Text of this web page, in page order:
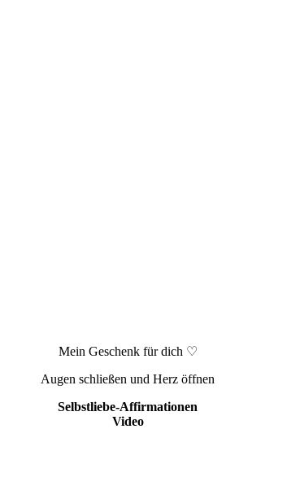
Mein Geschenk für dich ♡
Augen schließen und Herz öffnen
Selbstliebe-Affirmationen
Video